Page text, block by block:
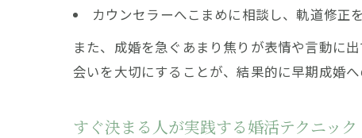
カウンセラーへこまめに相談し、軌道修正
また、成婚を急ぐあまり焦りが表情や言動に
会いを大切にすることが、結果的に早期成婚へ
すぐ決まる人が実践する婚活テクニック